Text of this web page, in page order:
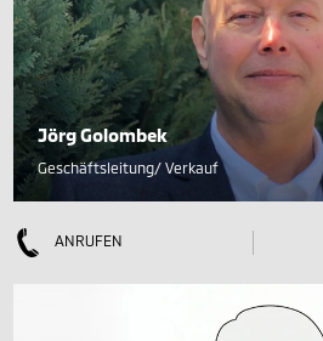
Jörg Golombek
Geschäftsleitung/ Verkauf
ANRUFEN